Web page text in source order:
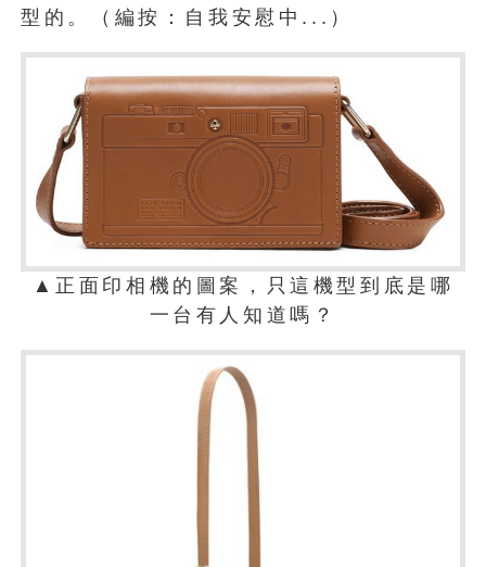
型的。（編按：自我安慰中...）
▲正面印相機的圖案，只這機型到底是哪
一台有人知道嗎？